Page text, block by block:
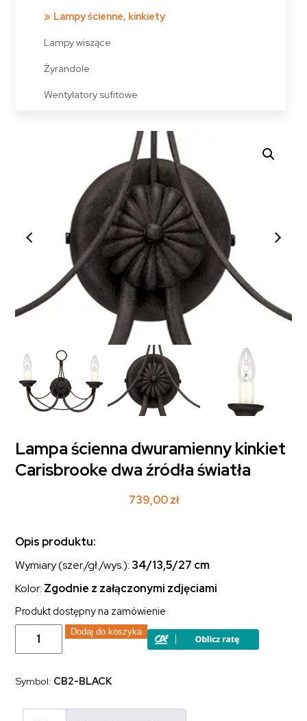
Lampy ścienne, kinkiety
Lampy wiszące
Żyrandole
Wentylatory sufitowe
Lampa ścienna dwuramienny kinkiet
Carisbrooke dwa źródła światła
739,00zł
Opis produktu:
Wymiary (szer./gł./wys.): 34/13,5/27 cm
Kolor: Zgodnie z załączonymi zdjęciami
Produkt dostępny na zamówienie
ilość
Lampa
ścienna
Carisbrooke
źródła
Dodaj do koszyka
Symbol: CB2-BLACK